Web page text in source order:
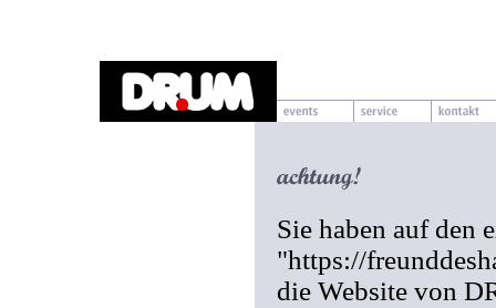
Sie haben auf den
"https://
die Website von